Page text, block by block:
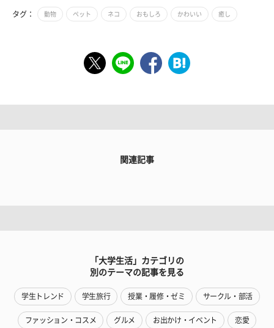
タグ： 動物 ペット ネコ おもしろ かわいい 癒し
関連記事
「大学生活」カテゴリの
別のテーマの記事を見る
学生トレンド 学生旅行 授業・履修・ゼミ サークル・部活
ファッション・コスメ グルメ お出かけ・イベント 恋愛